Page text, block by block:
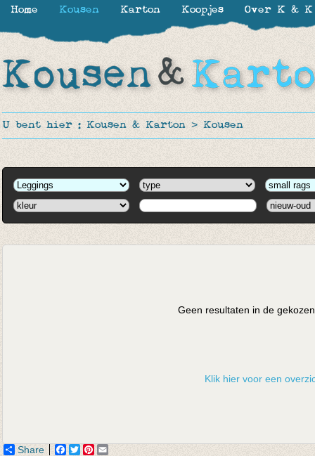
U bent hier : Kousen & Karton > Kousen
Geen resultaten in de
Klik hier voor een
Share Facebook
TwitterPinterest
Home Kousen Karton Koopjes Over K & K